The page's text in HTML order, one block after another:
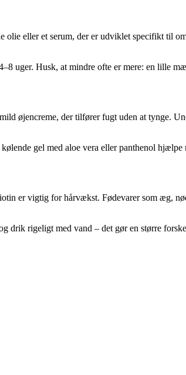
eller et serum, der er udviklet specifikt til
uger. Husk, at mindre ofte er mere: en lille
øjencreme, der tilfører fugt uden at tynge.
gel med aloe vera eller panthenol
er vigtig for hårvækst. Fødevarer som æg,
drik rigeligt med vand – det gør en større